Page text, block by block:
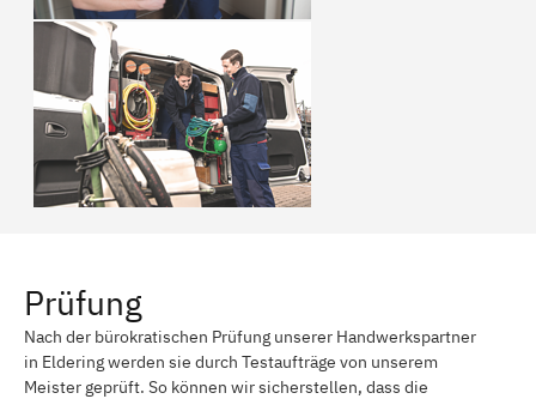
Prüfung
Nach der bürokratischen Prüfung unserer Handwerkspartner
in Eldering werden sie durch Testaufträge von unserem
Meister geprüft. So können wir sicherstellen, dass die